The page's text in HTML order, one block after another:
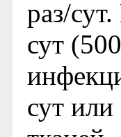
раз/
сут
сут